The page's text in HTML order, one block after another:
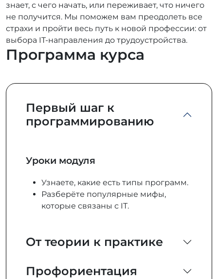
знает, с чего начать, или переживает, что ничего
не получится. Мы поможем вам преодолеть все
страхи и пройти весь путь к новой профессии: от
выбора IT-направления до трудоустройства.
Программа курса
Первый шаг к
программированию
Уроки модуля
Узнаете, какие есть типы программ.
Разберёте популярные мифы,
которые связаны с IT.
От теории к практике
Профориентация